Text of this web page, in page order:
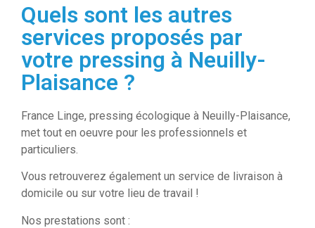
Quels sont les autres
services proposés par
votre pressing à Neuilly-
Plaisance ?
France Linge, pressing écologique à Neuilly-Plaisance,
met tout en oeuvre pour les professionnels et
particuliers.
Vous retrouverez également un service de livraison à
domicile ou sur votre lieu de travail !
Nos prestations sont :